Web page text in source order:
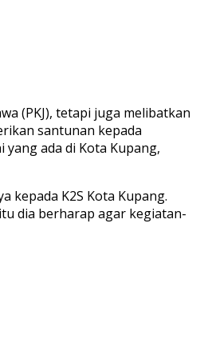
(PKJ), tetapi juga melibatkan
santunan kepada
ada di Kota Kupang,
kepada K2S Kota Kupang.
dia berharap agar kegiatan-